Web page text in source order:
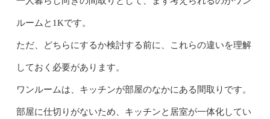
ルームと1Kです。
ただ、どちらにするか検討する前に、これらの違いを理解
しておく必要があります。
ワンルームは、キッチンが部屋のなかにある間取りです。
部屋に仕切りがないため、キッチンと居室が一体化してい